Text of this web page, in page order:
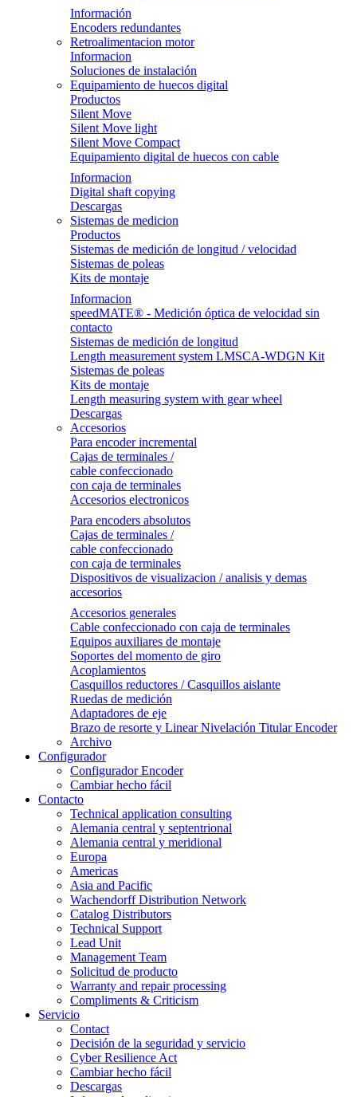
Información
Encoders redundantes
Retroalimentacion motor
Informacion
Soluciones de instalación
Equipamiento de huecos digital
Productos
Silent Move
Silent Move light
Silent Move Compact
Equipamiento digital de huecos con cable
Informacion
Digital shaft copying
Descargas
Sistemas de medicion
Productos
Sistemas de medición de longitud / velocidad
Sistemas de poleas
Kits de montaje
Informacion
speedMATE® - Medición óptica de velocidad sin
contacto
Sistemas de medición de longitud
Length measurement system LMSCA-WDGN Kit
Sistemas de poleas
Kits de montaje
Length measuring system with gear wheel
Descargas
Accesorios
Para encoder incremental
Cajas de terminales /
cable confeccionado
con caja de terminales
Accesorios electronicos
Para encoders absolutos
Cajas de terminales /
cable confeccionado
con caja de terminales
Dispositivos de visualizacion / analisis y demas
accesorios
Accesorios generales
Cable confeccionado con caja de terminales
Equipos auxiliares de montaje
Soportes del momento de giro
Acoplamientos
Casquillos reductores / Casquillos aislante
Ruedas de medición
Adaptadores de eje
Brazo de resorte y Linear Nivelación Titular Encoder
Archivo
Configurador
Configurador Encoder
Cambiar hecho fácil
Contacto
Technical application consulting
Alemania central y septentrional
Alemania central y meridional
Europa
Americas
Asia and Pacific
Wachendorff Distribution Network
Catalog Distributors
Technical Support
Lead Unit
Management Team
Solicitud de producto
Warranty and repair processing
Compliments & Criticism
Servicio
Contact
Decisión de la seguridad y servicio
Cyber Resilience Act
Cambiar hecho fácil
Descargas